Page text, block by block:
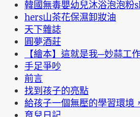
韓國無毒嬰幼兒沐浴泡泡
hers山茶花保濕卸妝油
天下雜誌
圓夢酒莊
【繪本】這就是我─妙蒜工
手足爭吵
前言
找到孩子的亮點
給孩子一個無壓的學習環境